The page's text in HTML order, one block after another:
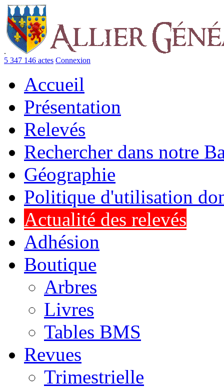
.
5 347 146 actes Connexion
Accueil
Présentation
Relevés
Rechercher dans notre
Géographie
Politique d'utilisation
Actualité des relevés
Adhésion
Boutique
Arbres
Livres
Tables BMS
Revues
Trimestrielle